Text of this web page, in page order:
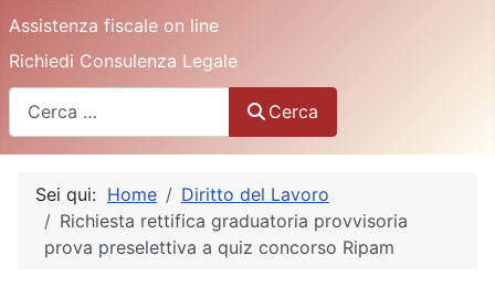
Assistenza fiscale on line
Richiedi Consulenza Legale
Cerca
Sei qui: Home
Diritto del Lavoro
Richiesta rettifica graduatoria provvisoria
prova preselettiva a quiz concorso Ripam